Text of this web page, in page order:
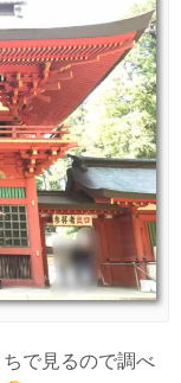
で見るので調べ